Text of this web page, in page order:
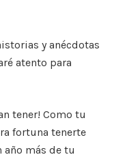
y anécdotas
atento para
tener! Como tu
fortuna tenerte
más de tu